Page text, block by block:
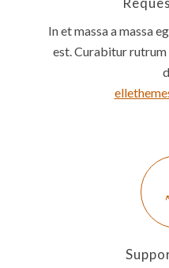
In et massa a massa
est. Curabitur